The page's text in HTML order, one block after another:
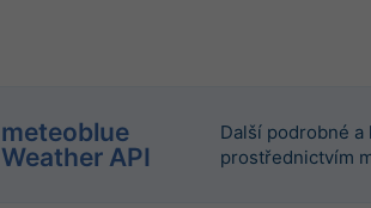
meteoblue
Weather API
Další podrobné
prostřednictvím